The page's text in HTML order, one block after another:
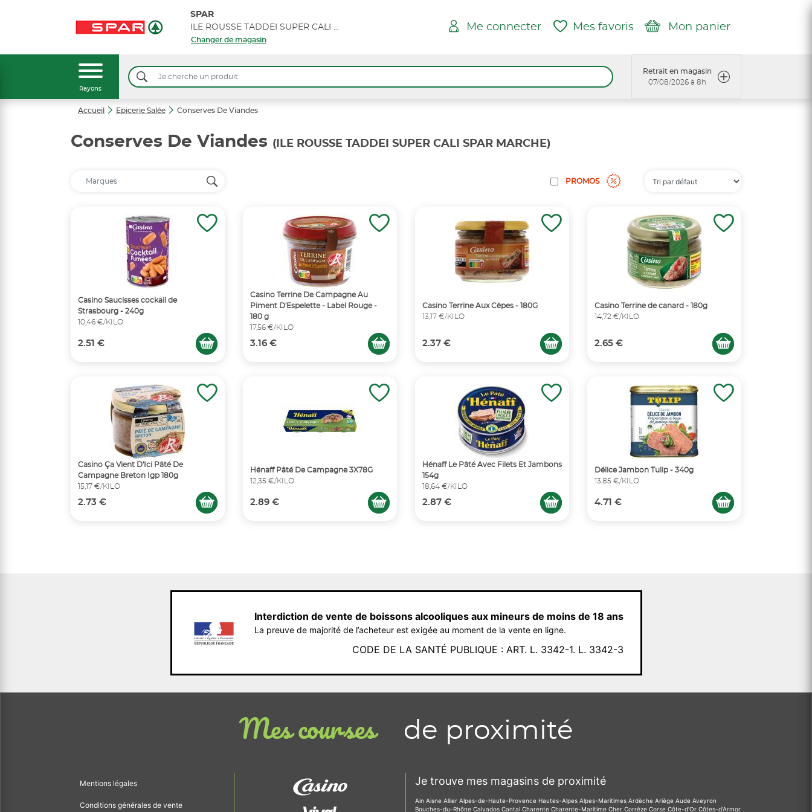
SPAR
ILE ROUSSE TADDEI SUPER CALI SPAR MARCHE
Changer de magasin
Me connecter Mes favoris Mon panier
Rayons
Retrait en magasin
07/08/2026 à 8h
Accueil Epicerie Salée Conserves De Viandes
Conserves De Viandes (ILE ROUSSE TADDEI SUPER CALI SPAR MARCHE)
PROMOS
Casino Saucisses cockail de
Strasbourg - 240g
10,46 €/KILO
2.51 €
Casino Terrine De Campagne Au
Piment D'Espelette - Label Rouge -
180 g
17,56 €/KILO
3.16 €
Casino Terrine Aux Cèpes - 180G
13,17 €/KILO
2.37 €
Casino Terrine de canard - 180g
14,72 €/KILO
2.65 €
Casino Ça Vient D'Ici Pâté De
Campagne Breton Igp 180g
15,17 €/KILO
2.73 €
Hénaff Pâté De Campagne 3X78G
12,35 €/KILO
2.89 €
Hénaff Le Pâté Avec Filets Et Jambons
154g
18,64 €/KILO
2.87 €
Délice Jambon Tulip - 340g
13,85 €/KILO
4.71 €
Interdiction de vente de boissons alcooliques aux mineurs de moins de 18 ans
La preuve de majorité de l’acheteur est exigée au moment de la vente en ligne.
CODE DE LA SANTÉ PUBLIQUE : ART. L. 3342-1. L. 3342-3
Mes courses de proximité
Mentions légales
Conditions générales de vente
Je trouve mes magasins de proximité
Ain Aisne Allier Alpes-de-Haute-Provence Hautes-Alpes Alpes-Maritimes Ardèche Ariège Aude Aveyron
Bouches-du-Rhône Calvados Cantal Charente Charente-Maritime Cher Corrèze Corse Côte-d'Or Côtes-d'Armor